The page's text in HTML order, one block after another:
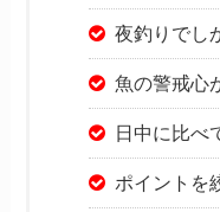
夜釣りでし
魚の警戒心
日中に比べ
ポイントを